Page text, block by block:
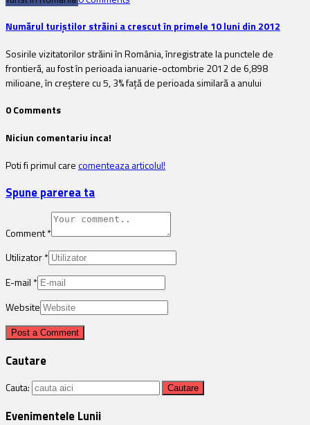
Numărul turiștilor străini a crescut în primele 10 luni din 2012
Sosirile vizitatorilor străini în România, înregistrate la punctele de
frontieră, au fost în perioada ianuarie-octombrie 2012 de 6,898
milioane, în creștere cu 5, 3% față de perioada similară a anului
0 Comments
Niciun comentariu inca!
Poti fi primul carecomenteaza articolul!
Spune parerea ta
Comment*
Utilizator*
E-mail *
Website
Cautare
Cauta:
Evenimentele Lunii